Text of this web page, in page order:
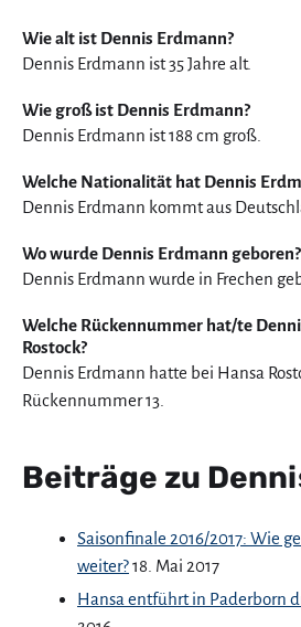
Wie alt ist Dennis Erdmann?
Dennis Erdmann ist 35 Jahre alt.
Wie groß ist Dennis Erdmann?
Dennis Erdmann ist 188 cm groß.
Welche Nationalität hat Dennis
Dennis Erdmann kommt aus
Wo wurde Dennis Erdmann geboren?
Dennis Erdmann wurde in Frechen
Welche Rückennummer hat/te
Rostock?
Dennis Erdmann hatte bei Hansa
Rückennummer 13.
Beiträge zu
Saisonfinale 2016/2017: Wie
weiter?18. Mai 2017
Hansa entführt in Paderborn